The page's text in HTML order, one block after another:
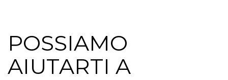
POSSIAMO
AIUTARTI A